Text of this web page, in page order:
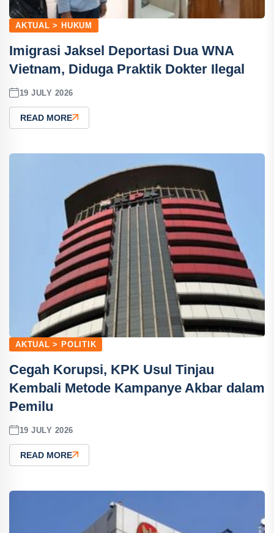
AKTUAL > HUKUM
Imigrasi Jaksel Deportasi Dua WNA
Vietnam, Diduga Praktik Dokter Ilegal
19 JULY 2026
READ MORE
AKTUAL > POLITIK
Cegah Korupsi, KPK Usul Tinjau
Kembali Metode Kampanye Akbar dalam
Pemilu
19 JULY 2026
READ MORE